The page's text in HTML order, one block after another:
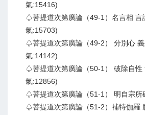
氣:15416)
♤菩提道次第廣論（49-1）名言相 言
氣:15703)
♤菩提道次第廣論（49-2） 分別心
氣:14142)
♤菩提道次第廣論（50-1） 破除自性
氣:12856)
♤菩提道次第廣論（51-1） 明自宗所
♤菩提道次第廣論（51-2）補特伽羅